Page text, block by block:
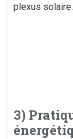
plexus solaire.
3)